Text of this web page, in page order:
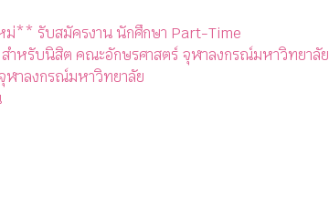
** รับสมัครงาน นักศึกษา Part-Time
สำหรับนิสิต คณะอักษรศาสตร์ จุฬาลงกรณ์มหาวิทยาลัย
ฬาลงกรณ์มหาวิทยาลัย